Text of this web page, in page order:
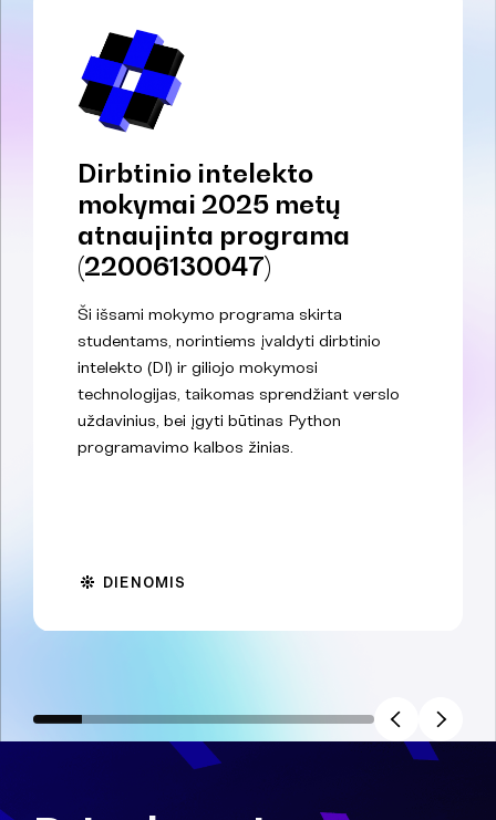
Dirbtinio intelekto
mokymai 2025 metų
atnaujinta programa
(22006130047)
Ši išsami mokymo programa skirta
studentams, norintiems įvaldyti dirbtinio
intelekto (DI) ir giliojo mokymosi
technologijas, taikomas sprendžiant verslo
uždavinius, bei įgyti būtinas Python
programavimo kalbos žinias.
DIENOMIS